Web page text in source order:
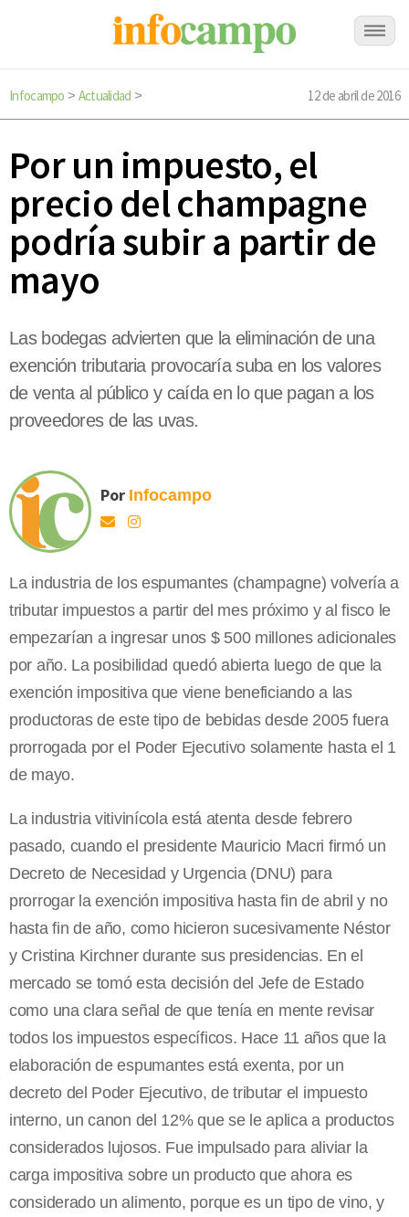
Infocampo > Actualidad > 12 de abril de 2016
Por un impuesto, el
precio del champagne
podría subir a partir de
mayo
Las bodegas advierten que la eliminación de una
exención tributaria provocaría suba en los valores
de venta al público y caída en lo que pagan a los
proveedores de las uvas.
Por Infocampo
La industria de los espumantes (champagne) volvería a
tributar impuestos a partir del mes próximo y al fisco le
empezarían a ingresar unos $ 500 millones adicionales
por año. La posibilidad quedó abierta luego de que la
exención impositiva que viene beneficiando a las
productoras de este tipo de bebidas desde 2005 fuera
prorrogada por el Poder Ejecutivo solamente hasta el 1
de mayo.
La industria vitivinícola está atenta desde febrero
pasado, cuando el presidente Mauricio Macri firmó un
Decreto de Necesidad y Urgencia (DNU) para
prorrogar la exención impositiva hasta fin de abril y no
hasta fin de año, como hicieron sucesivamente Néstor
y Cristina Kirchner durante sus presidencias. En el
mercado se tomó esta decisión del Jefe de Estado
como una clara señal de que tenía en mente revisar
todos los impuestos específicos. Hace 11 años que la
elaboración de espumantes está exenta, por un
decreto del Poder Ejecutivo, de tributar el impuesto
interno, un canon del 12% que se le aplica a productos
considerados lujosos. Fue impulsado para aliviar la
carga impositiva sobre un producto que ahora es
considerado un alimento, porque es un tipo de vino, y